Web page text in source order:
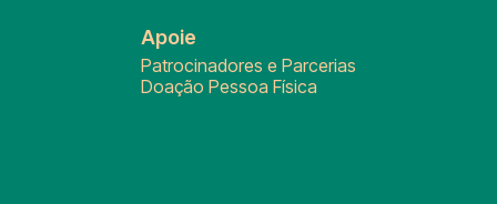
Apoie
Patrocinadores e Parcerias
Doação Pessoa Física